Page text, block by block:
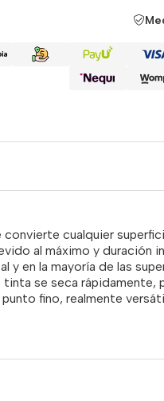
cualquier
al máximo y duración
y en la mayoría de las
se seca rápidamente,
fino, realmente